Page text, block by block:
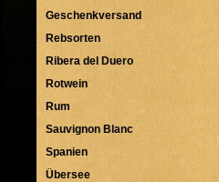
Geschenkversand
Rebsorten
Ribera del Duero
Rotwein
Rum
Sauvignon Blanc
Spanien
Übersee